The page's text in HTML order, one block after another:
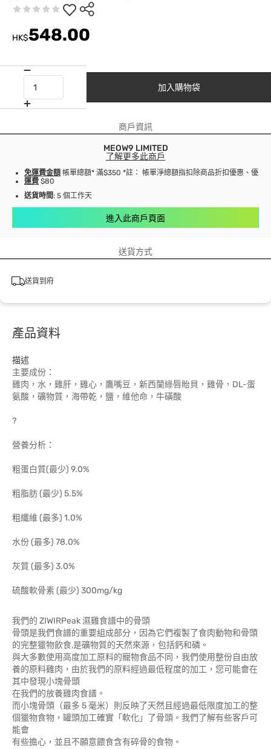
HK$548.00
加入購物袋
商戶資訊
MEOW9 LIMITED
了解更多此商戶
免運費金額 帳單總額* 滿$350 *註： 帳單淨總額指扣除商品折扣優惠、優惠
運費 $80
送貨時間: 5 個工作天
進入此商戶頁面
送貨方式
送貨到府
產品資料
描述
主要成份：
雞肉，水，雞肝，雞心，鷹嘴豆，新西蘭綠唇貽貝，雞骨，DL-蛋
氨酸，礦物質，海帶乾，鹽，維他命，牛磺酸
?
營養分析：
粗蛋白質(最少) 9.0%
粗脂肪 (最少) 5.5%
粗纖維 (最多) 1.0%
水份 (最多) 78.0%
灰質 (最多) 3.0%
硫酸軟骨素 (最少) 300mg/kg
我們的 ZIWIRPeak 濕雞食譜中的骨頭
骨頭是我們食譜的重要組成部分，因為它們複製了食肉動物和骨頭
的完整獵物飲食,是礦物質的天然來源，包括鈣和磷。
與大多數使用高度加工原料的寵物食品不同，我們使用整份自由放
養的原料雞肉，由於我們的原料經過最低程度的加工，您可能會在
其中發現小塊骨頭
在我們的放養雞肉食譜。
而小塊骨頭（最多 5 毫米）則反映了天然且經過最低限度加工的整
個獵物食物，罐頭加工確實「軟化」了骨頭。我們了解有些客戶可
能會
有些擔心，並且不願意餵食含有碎骨的食物。